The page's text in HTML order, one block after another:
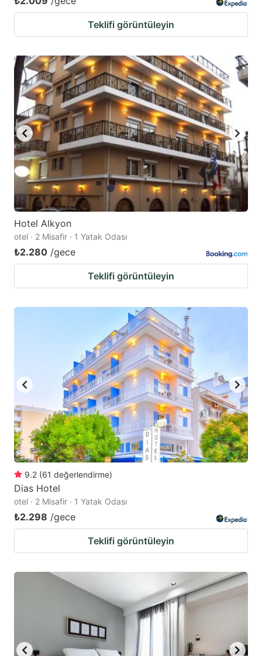
Teklifi görüntüleyin
Hotel Alkyon
otel · 2 Misafir · 1 Yatak Odası
₺2.280 /gece
Teklifi görüntüleyin
9.2 (61 değerlendirme)
Dias Hotel
otel · 2 Misafir · 1 Yatak Odası
₺2.298 /gece
Teklifi görüntüleyin